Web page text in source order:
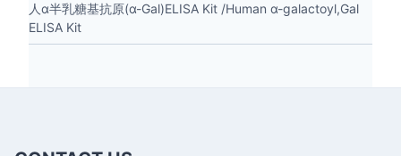
人α半乳糖基抗原(α-Gal)ELISA Kit /Human α-galactoyl,Gal
ELISA Kit